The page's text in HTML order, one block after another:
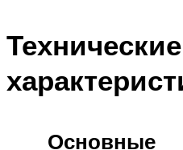
Технические
Основные